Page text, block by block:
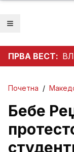
Отвори мени
ПРВА ВЕСТ:
Почетна /
Бебе